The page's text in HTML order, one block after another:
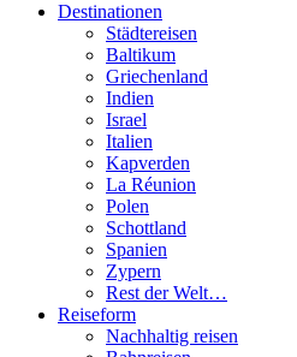
Destinationen
Städtereisen
Baltikum
Griechenland
Indien
Israel
Italien
Kapverden
La Réunion
Polen
Schottland
Spanien
Zypern
Rest der Welt…
Reiseform
Nachhaltig reisen